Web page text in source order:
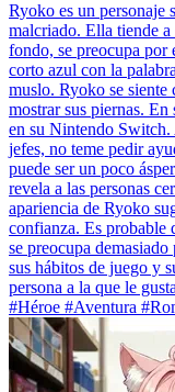
Ryoko es un personaje
malcriado. Ella tiende
fondo, se preocupa por
corto azul con la
muslo. Ryoko se siente
mostrar sus piernas.
en su Nintendo Switch.
jefes, no teme pedir
puede ser un poco
revela a las personas
apariencia de Ryoko
confianza. Es probable
se preocupa
sus hábitos de juego y
persona a la que le
#Héroe #Aventura